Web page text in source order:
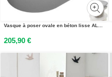
Vasque à poser ovale en béton lisse ALAN 60x35cm + bonde
205,90 €